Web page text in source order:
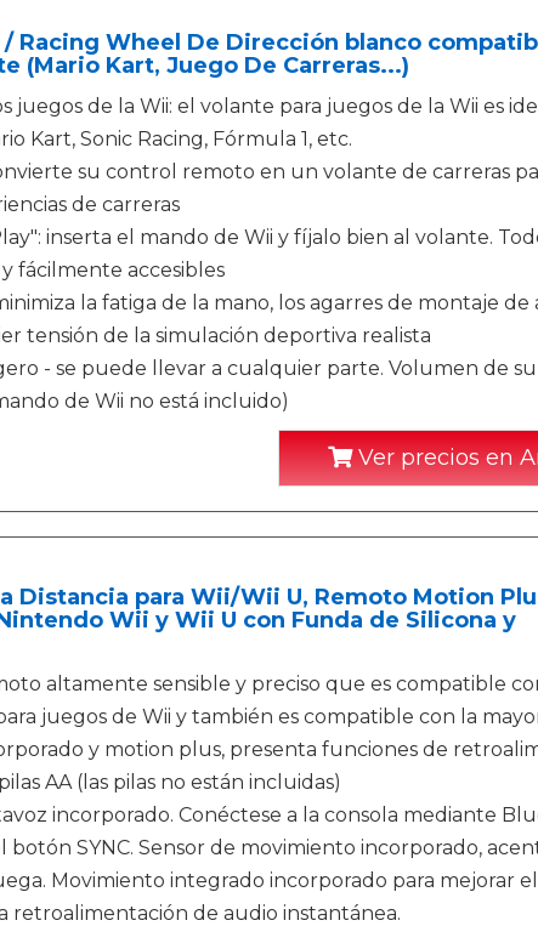
Racing Wheel De Dirección blanco
(Mario Kart, Juego De Carreras...)
juegos de la Wii: el volante para juegos de la Wii es
Kart, Sonic Racing, Fórmula 1, etc.
su control remoto en un volante de carreras
de carreras
inserta el mando de Wii y fíjalo bien al volante.
fácilmente accesibles
la fatiga de la mano, los agarres de montaje de
tensión de la simulación deportiva realista
- se puede llevar a cualquier parte. Volumen de
de Wii no está incluido)
Ver precios en
Distancia para Wii/Wii U, Remoto Motion
Wii y Wii U con Funda de Silicona y
altamente sensible y preciso que es compatible
juegos de Wii y también es compatible con la
y motion plus, presenta funciones de
AA (las pilas no están incluidas)
incorporado. Conéctese a la consola mediante
SYNC. Sensor de movimiento incorporado,
Movimiento integrado incorporado para mejorar
retroalimentación de audio instantánea.